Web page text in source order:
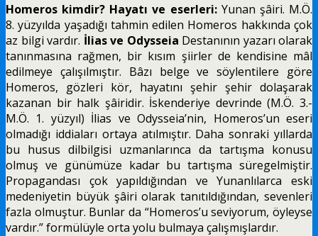
Homeros kimdir? Hayatı ve eserleri: Yunan şâiri. M.Ö.
8. yüzyılda yaşadığı tahmin edilen Homeros hakkında çok
az bilgi vardır. İlias ve Odysseia Destanının yazarı olarak
tanınmasına rağmen, bir kısım şiirler de kendisine mâl
edilmeye çalışılmıştır. Bâzı belge ve söylentilere göre
Homeros, gözleri kör, hayatını şehir şehir dolaşarak
kazanan bir halk şâiridir. İskenderiye devrinde (M.Ö. 3.-
M.Ö. 1. yüzyıl) İlias ve Odysseia’nin, Homeros’un eseri
olmadığı iddiaları ortaya atılmıştır. Daha sonraki yıllarda
bu husus dilbilgisi uzmanlarınca da tartışma konusu
olmuş ve günümüze kadar bu tartışma süregelmiştir.
Propagandası çok yapıldığından ve Yunanlılarca eski
medeniyetin büyük şâiri olarak tanıtıldığından, sevenleri
fazla olmuştur. Bunlar da “Homeros’u seviyorum, öyleyse
vardır.” formülüyle orta yolu bulmaya çalışmışlardır.